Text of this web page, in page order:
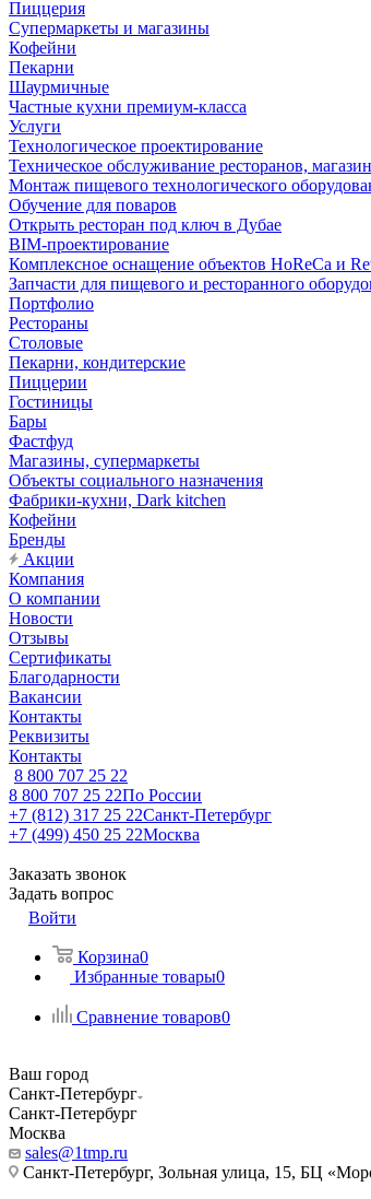
Пиццерия
Супермаркеты и магазины
Кофейни
Пекарни
Шаурмичные
Частные кухни премиум-класса
Услуги
Технологическое проектирование
Техническое обслуживание ресторанов,
Монтаж пищевого технологического
Обучение для поваров
Открыть ресторан под ключ в Дубае
BIM-проектирование
Комплексное оснащение объектов HoReCa и
Запчасти для пищевого и ресторанного
Портфолио
Рестораны
Столовые
Пекарни, кондитерские
Пиццерии
Гостиницы
Бары
Фастфуд
Магазины, супермаркеты
Объекты социального назначения
Фабрики-кухни, Dark kitchen
Кофейни
Бренды
Акции
Компания
О компании
Новости
Отзывы
Сертификаты
Благодарности
Вакансии
Контакты
Реквизиты
Контакты
8 800 707 25 22
8 800 707 25 22По России
+7 (812) 317 25 22Санкт-Петербург
+7 (499) 450 25 22Москва
Заказать звонок
Задать вопрос
Войти
Корзина0
Избранные товары0
Сравнение товаров0
Ваш город
Санкт-Петербург
Санкт-Петербург
Москва
sales@1tmp.ru
Санкт-Петербург, Зольная улица, 15, БЦ